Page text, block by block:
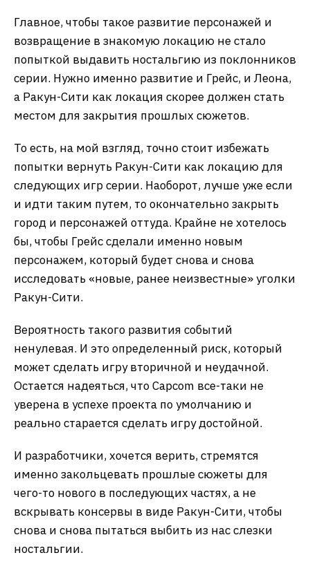
Главное, чтобы такое развитие персонажей и
возвращение в знакомую локацию не стало
попыткой выдавить ностальгию из поклонников
серии. Нужно именно развитие и Грейс, и Леона,
а Ракун-Сити как локация скорее должен стать
местом для закрытия прошлых сюжетов.
То есть, на мой взгляд, точно стоит избежать
попытки вернуть Ракун-Сити как локацию для
следующих игр серии. Наоборот, лучше уже если
и идти таким путем, то окончательно закрыть
город и персонажей оттуда. Крайне не хотелось
бы, чтобы Грейс сделали именно новым
персонажем, который будет снова и снова
исследовать «новые, ранее неизвестные» уголки
Ракун-Сити.
Вероятность такого развития событий
ненулевая. И это определенный риск, который
может сделать игру вторичной и неудачной.
Остается надеяться, что Capcom все-таки не
уверена в успехе проекта по умолчанию и
реально старается сделать игру достойной.
И разработчики, хочется верить, стремятся
именно закольцевать прошлые сюжеты для
чего-то нового в последующих частях, а не
вскрывать консервы в виде Ракун-Сити, чтобы
снова и снова пытаться выбить из нас слезки
ностальгии.